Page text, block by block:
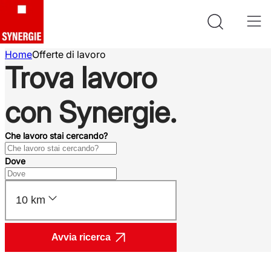
HomeOfferte di lavoro
Trova lavoro
con Synergie.
Che lavoro stai cercando?
Dove
10 km
Avvia ricerca